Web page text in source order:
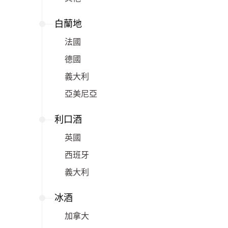
白蘭地
法國
德國
義大利
亞美尼亞
利口酒
英國
西班牙
義大利
冰酒
加拿大